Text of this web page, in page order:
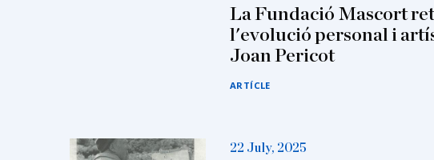
La Fundació Mascort
l'evolució personal i
Joan Pericot
ARTÍCLE
22 July, 2025